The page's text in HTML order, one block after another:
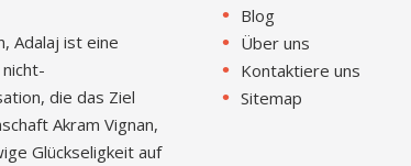
Adalaj ist eine
die das Ziel
Akram Vignan,
Glückseligkeit auf
Blog
Über uns
Kontaktiere uns
Sitemap